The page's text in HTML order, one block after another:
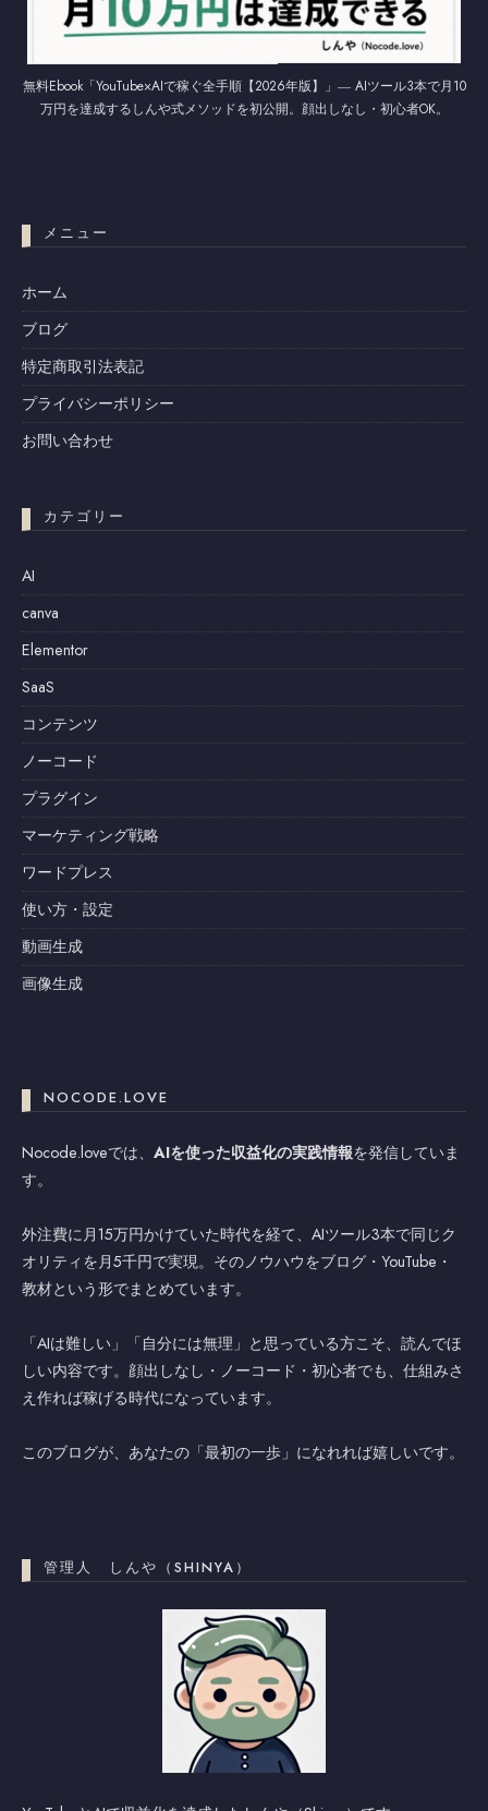
無料Ebook「YouTube×AIで稼ぐ全手順【2026年版】」― AIツール3本で月10
万円を達成するしんや式メソッドを初公開。顔出しなし・初心者OK。
メニュー
ホーム
ブログ
特定商取引法表記
プライバシーポリシー
お問い合わせ
カテゴリー
AI
canva
Elementor
SaaS
コンテンツ
ノーコード
プラグイン
マーケティング戦略
ワードプレス
使い方・設定
動画生成
画像生成
NOCODE.LOVE
Nocode.loveでは、 AIを使った収益化の実践情報を発信していま
す。
外注費に月15万円かけていた時代を経て、AIツール3本で同じク
オリティを月5千円で実現。そのノウハウをブログ・YouTube・
教材という形でまとめています。
「AIは難しい」「自分には無理」と思っている方こそ、読んでほ
しい内容です。顔出しなし・ノーコード・初心者でも、仕組みさ
え作れば稼げる時代になっています。
このブログが、あなたの「最初の一歩」になれれば嬉しいです。
管理人 しんや（SHINYA）